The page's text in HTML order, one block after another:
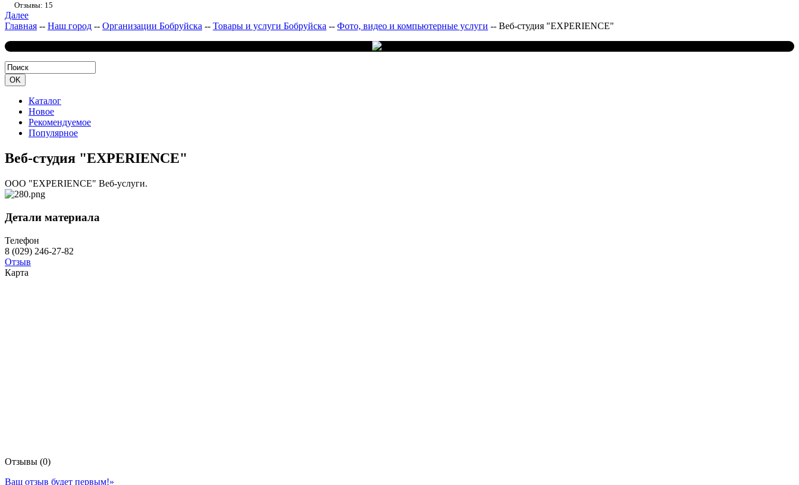
Отзывы: 15
Далее
Главная -- Наш город -- Организации Бобруйска -- Товары и услуги Бобруйска -- Фото, видео и компьютерные услуги -- Веб-студия "EXPERIENCE"
Каталог
Новое
Рекомендуемое
Популярное
Веб-студия "EXPERIENCE"
ООО "EXPERIENCE" Веб-услуги.
Детали материала
Телефон
8 (029) 246-27-82
Отзыв
Карта
Отзывы (0)
Ваш отзыв будет первым!»